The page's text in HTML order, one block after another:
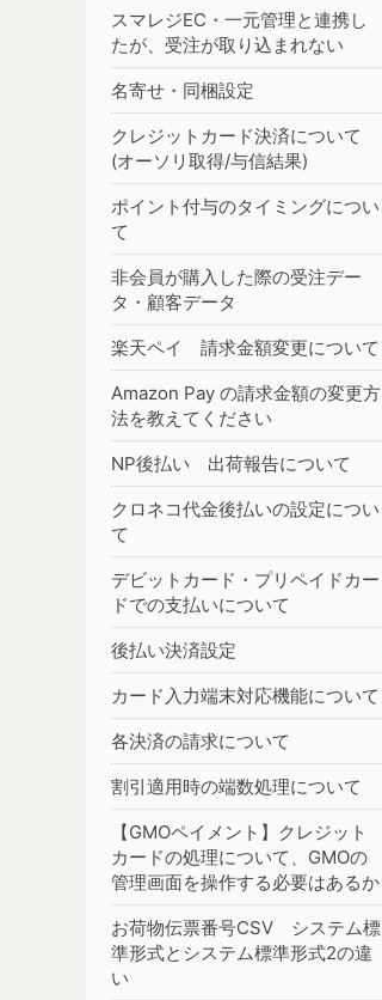
スマレジEC・一元管理と連携し
たが、受注が取り込まれない
名寄せ・同梱設定
クレジットカード決済について
(オーソリ取得/与信結果)
ポイント付与のタイミングについ
て
非会員が購入した際の受注デー
タ・顧客データ
楽天ペイ 請求金額変更について
Amazon Pay の請求金額の変更方
法を教えてください
NP後払い 出荷報告について
クロネコ代金後払いの設定につい
て
デビットカード・プリペイドカー
ドでの支払いについて
後払い決済設定
カード入力端末対応機能について
各決済の請求について
割引適用時の端数処理について
【GMOペイメント】クレジット
カードの処理について、GMOの
管理画面を操作する必要はあるか
お荷物伝票番号CSV システム標
準形式とシステム標準形式2の違
い